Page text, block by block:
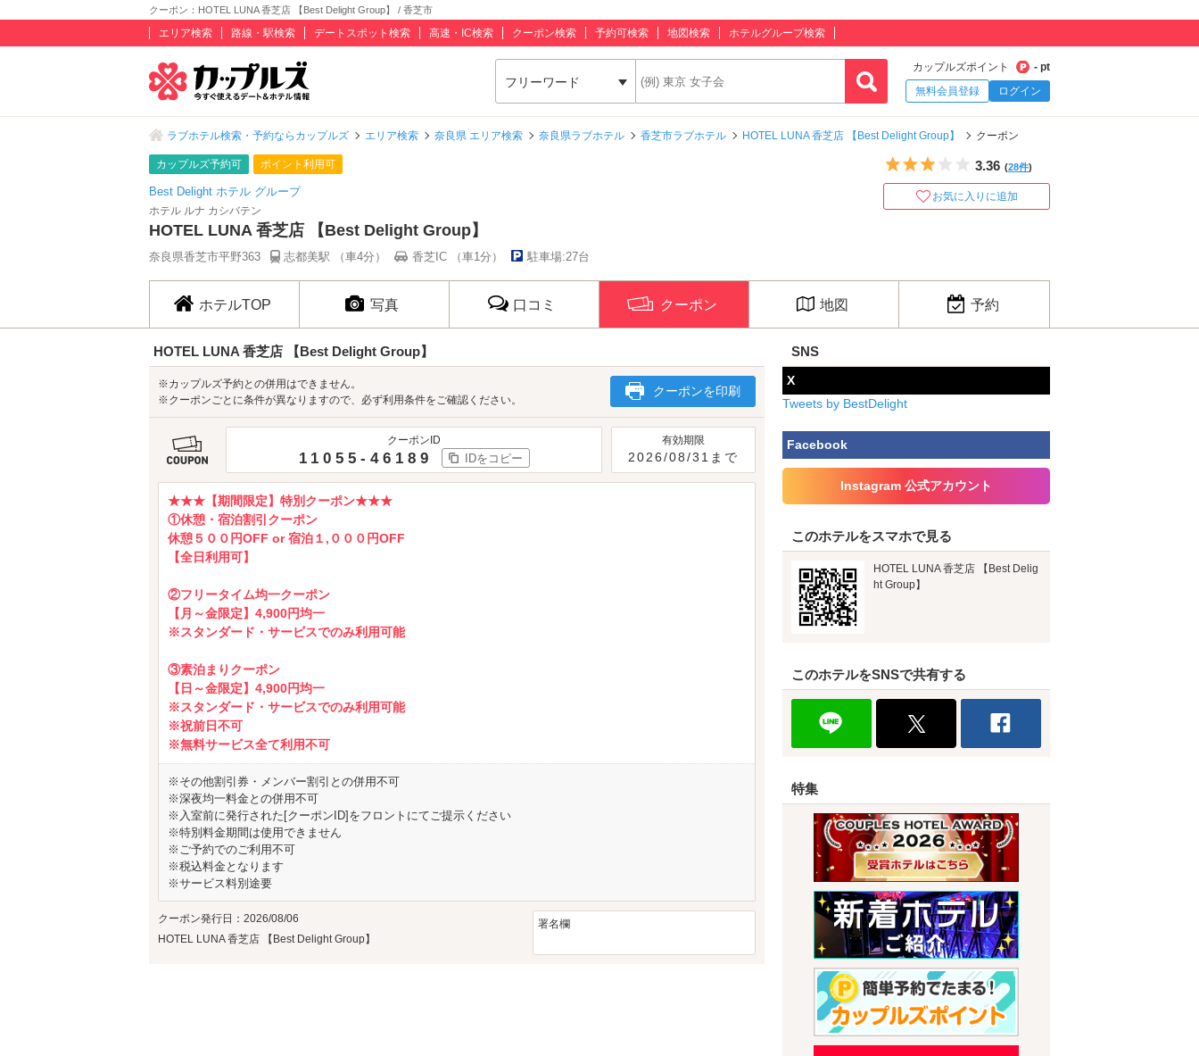
クーポン：HOTEL LUNA 香芝店 【Best Delight Group】 / 香芝市
エリア検索 路線・駅検索 デートスポット検索 高速・IC検索 クーポン検索 予約可検索 地図検索 ホテルグループ検索
フリーワード
カップルズポイント
- pt
無料会員登録
ログイン
ラブホテル検索・予約ならカップルズ エリア検索 奈良県 エリア検索 奈良県ラブホテル 香芝市ラブホテル HOTEL LUNA 香芝店 【Best Delight Group】 クーポン
カップルズ予約可 ポイント利用可
Best Delight ホテル グループ
ホテル ルナ カシバテン
HOTEL LUNA 香芝店 【Best Delight Group】
奈良県香芝市平野363 志都美駅 （車4分） 香芝IC （車1分） 駐車場:27台
5つ星のうち3
3.36 (28件)
お気に入りに追加
ホテルTOP 写真 口コミ クーポン 地図 予約
HOTEL LUNA 香芝店 【Best Delight Group】
※カップルズ予約との併用はできません。
※クーポンごとに条件が異なりますので、必ず利用条件をご確認ください。
クーポンを印刷
クーポンID
11055-46189 IDをコピー
有効期限
2026/08/31まで
★★★【期間限定】特別クーポン★★★
①休憩・宿泊割引クーポン
休憩５００円OFF or 宿泊１,０００円OFF
【全日利用可】
②フリータイム均一クーポン
【月～金限定】4,900円均一
※スタンダード・サービスでのみ利用可能
③素泊まりクーポン
【日～金限定】4,900円均一
※スタンダード・サービスでのみ利用可能
※祝前日不可
※無料サービス全て利用不可
※その他割引券・メンバー割引との併用不可
※深夜均一料金との併用不可
※入室前に発行された[クーポンID]をフロントにてご提示ください
※特別料金期間は使用できません
※ご予約でのご利用不可
※税込料金となります
※サービス料別途要
クーポン発行日：2026/08/06
HOTEL LUNA 香芝店 【Best Delight Group】
署名欄
SNS
X
Tweets by BestDelight
Facebook
Instagram 公式アカウント
このホテルをスマホで見る
HOTEL LUNA 香芝店 【Best Delig
ht Group】
このホテルをSNSで共有する
特集